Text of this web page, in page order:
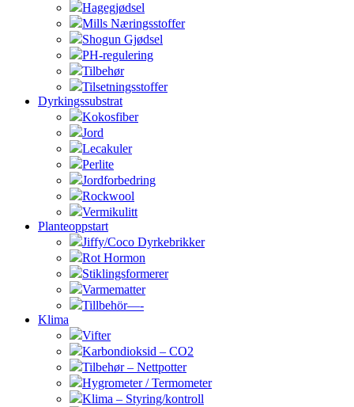
Hagegjødsel
Mills Næringsstoffer
Shogun Gjødsel
PH-regulering
Tilbehør
Tilsetningsstoffer
Dyrkingssubstrat
Kokosfiber
Jord
Lecakuler
Perlite
Jordforbedring
Rockwool
Vermikulitt
Planteoppstart
Jiffy/Coco Dyrkebrikker
Rot Hormon
Stiklingsformerer
Varmematter
Tillbehör—-
Klima
Vifter
Karbondioksid – CO2
Tilbehør – Nettpotter
Hygrometer / Termometer
Klima – Styring/kontroll